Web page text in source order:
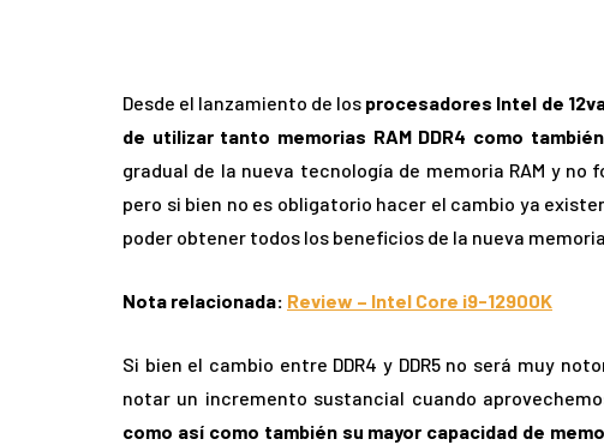
Desde el lanzamiento de los procesadores Intel de
de utilizar tanto memorias RAM DDR4 como también
gradual de la nueva tecnología de memoria RAM y
pero si bien no es obligatorio hacer el cambio ya
poder obtener todos los beneficios de la nueva memoria
Nota relacionada: Review – Intel Core i9-12900K
Si bien el cambio entre DDR4 y DDR5 no será muy
notar un incremento sustancial cuando
como así como también su mayor capacidad de